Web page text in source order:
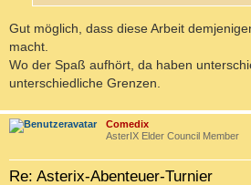
Gut möglich, dass diese Arbeit
macht.
Wo der Spaß aufhört, da haben
unterschiedliche Grenzen.
Comedix
AsterIX Elder Council Member
Re: Asterix-Abenteuer-Turnier